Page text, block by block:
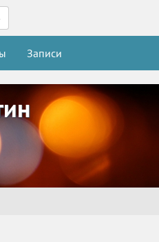
Записи